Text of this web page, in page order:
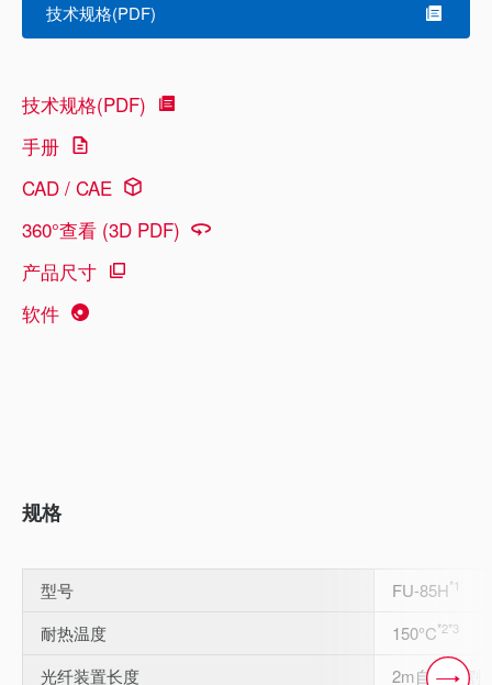
技术规格(PDF)
技术规格(PDF)
手册
CAD / CAE
360°查看 (3D PDF)
产品尺寸
软件
规格
型号 FU-85H*1
耐热温度 150°C*2*3
光纤装置长度
2m自由切割